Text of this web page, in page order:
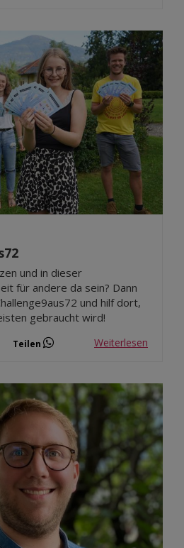
und in dieser
für andere da sein? Dann
und hilf dort,
gebraucht wird!
Teilen Weiterlesen